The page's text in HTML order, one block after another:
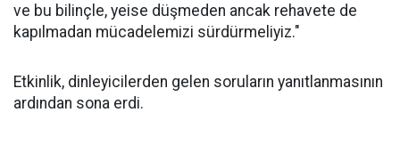
ve bu bilinçle, yeise düşmeden ancak rehavete de
kapılmadan mücadelemizi sürdürmeliyiz."
Etkinlik, dinleyicilerden gelen soruların yanıtlanmasının
ardından sona erdi.